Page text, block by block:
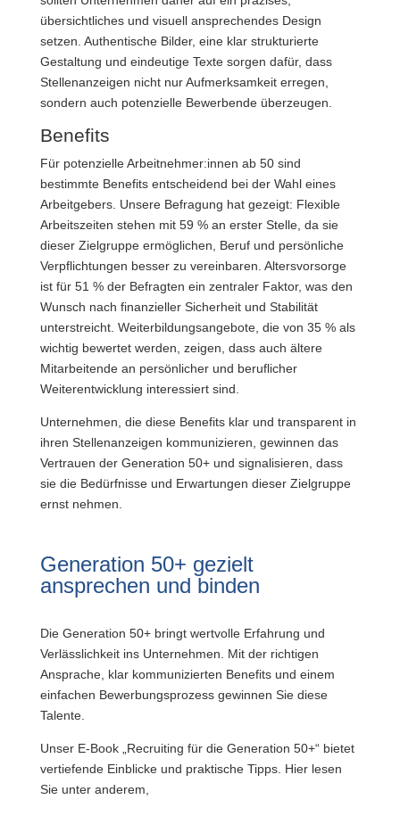
übersichtliches und visuell ansprechendes Design
setzen. Authentische Bilder, eine klar strukturierte
Gestaltung und eindeutige Texte sorgen dafür, dass
Stellenanzeigen nicht nur Aufmerksamkeit erregen,
sondern auch potenzielle Bewerbende überzeugen.
Benefits
Für potenzielle Arbeitnehmer:innen ab 50 sind
bestimmte Benefits entscheidend bei der Wahl eines
Arbeitgebers. Unsere Befragung hat gezeigt: Flexible
Arbeitszeiten stehen mit 59 % an erster Stelle, da sie
dieser Zielgruppe ermöglichen, Beruf und persönliche
Verpflichtungen besser zu vereinbaren. Altersvorsorge
ist für 51 % der Befragten ein zentraler Faktor, was den
Wunsch nach finanzieller Sicherheit und Stabilität
unterstreicht. Weiterbildungsangebote, die von 35 % als
wichtig bewertet werden, zeigen, dass auch ältere
Mitarbeitende an persönlicher und beruflicher
Weiterentwicklung interessiert sind.
Unternehmen, die diese Benefits klar und transparent in
ihren Stellenanzeigen kommunizieren, gewinnen das
Vertrauen der Generation 50+ und signalisieren, dass
sie die Bedürfnisse und Erwartungen dieser Zielgruppe
ernst nehmen.
Generation 50+ gezielt
ansprechen und binden
Die Generation 50+ bringt wertvolle Erfahrung und
Verlässlichkeit ins Unternehmen. Mit der richtigen
Ansprache, klar kommunizierten Benefits und einem
einfachen Bewerbungsprozess gewinnen Sie diese
Talente.
Unser E-Book „Recruiting für die Generation 50+“ bietet
vertiefende Einblicke und praktische Tipps. Hier lesen
Sie unter anderem,